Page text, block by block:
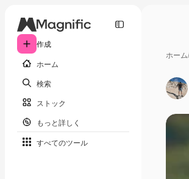
作成
ホーム
検索
ストック
もっと詳しく
すべてのツール
ホーム/